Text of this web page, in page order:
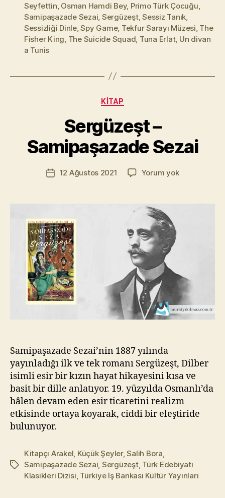
Seyfettin, Osman Hamdi Bey, Primo Türk Çocuğu,
Samipaşazade Sezai, Sergüzeşt,Sessiz Tanık,
Sessizliği Dinle,Spy Game, Tekfur Sarayı Müzesi, The
Fisher King, The Suicide Squad, Tuna Erlat, Un divan
a Tunis
Kategoriler
KITAP
Sergüzeşt –
Samipaşazade Sezai
Yazının
yazarı
r
M
u
a
m
a
z
Yazı12 Ağustos 2021 Yorum yokSergüzeşt
Samipaşazade Sezai’nin 1887 yılında
yayınladığı ilk ve tek romanı Sergüzeşt, Dilber
isimli esir bir kızın hayat hikayesini kısa ve
basit bir dille anlatıyor. 19. yüzyılda Osmanlı’da
hâlen devam eden esir ticaretini realizm
etkisinde ortaya koyarak, ciddi bir eleştiride
bulunuyor.
Etiketler
Kitapçı Arakel, Küçük Şeyler,Salih Bora,
Samipaşazade Sezai, Sergüzeşt, Türk Edebiyatı
Klasikleri Dizisi, Türkiye İş Bankası Kültür Yayınları